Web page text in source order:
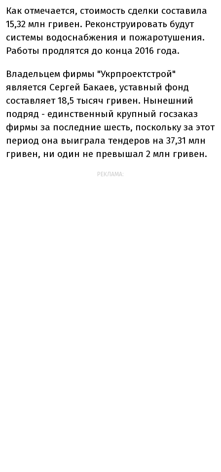
Как отмечается, стоимость сделки составила
15,32 млн гривен. Реконструировать будут
системы водоснабжения и пожаротушения.
Работы продлятся до конца 2016 года.
Владельцем фирмы "Укрпроектстрой"
является Сергей Бакаев, уставный фонд
составляет 18,5 тысяч гривен. Нынешний
подряд - единственный крупный госзаказ
фирмы за последние шесть, поскольку за этот
период она выиграла тендеров на 37,31 млн
гривен, ни один не превышал 2 млн гривен.
РЕКЛАМА: